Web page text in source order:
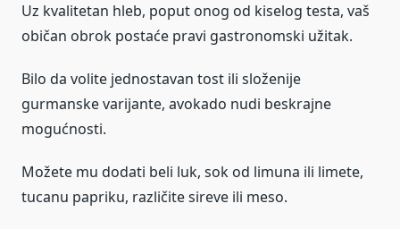
Uz kvalitetan hleb, poput onog od kiselog testa, vaš
običan obrok postaće pravi gastronomski užitak.
Bilo da volite jednostavan tost ili složenije
gurmanske varijante, avokado nudi beskrajne
mogućnosti.
Možete mu dodati beli luk, sok od limuna ili limete,
tucanu papriku, različite sireve ili meso.